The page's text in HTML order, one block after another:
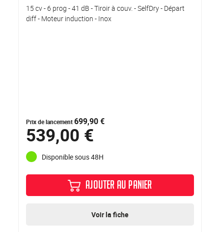
15 cv - 6 prog - 41 dB - Tiroir à couv. - SelfDry - Départ
diff - Moteur induction - Inox
Prix de lancement699,90 €
539,00 €
Disponible sous 48H
AJOUTER AU PANIER
Voir la fiche